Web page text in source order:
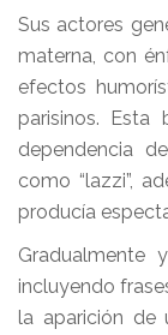
Sus actores
materna, con
efectos
parisinos. Esta
dependencia
como “lazzi”,
producía
incluyendo
la aparición de